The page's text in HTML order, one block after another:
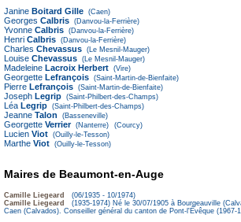
Janine Boitard Gille (Caen)
Georges Calbris (Danvou-la-Ferrière)
Yvonne Calbris (Danvou-la-Ferrière)
Henri Calbris (Danvou-la-Ferrière)
Charles Chevassus (Le Mesnil-Mauger)
Louise Chevassus (Le Mesnil-Mauger)
Madeleine Lacroix Herbert (Vire)
Georgette Lefrançois (Saint-Martin-de-Bienfaite)
Pierre Lefrançois (Saint-Martin-de-Bienfaite)
Joseph Legrip (Saint-Philbert-des-Champs)
Léa Legrip (Saint-Philbert-des-Champs)
Jeanne Talon (Basseneville)
Georgette Verrier (Nanterre) (Courcy)
Lucien Viot (Ouilly-le-Tesson)
Marthe Viot (Ouilly-le-Tesson)
Maires de Beaumont-en-Auge
Camille Liegeard
(06/1935 - 10/1974)
Camille Liegeard
(1935-1974) Né le 30/07/1905 à Bourgeauville
Caen (Calvados). Conseiller général du canton de Pont-l'Évêque (1967-